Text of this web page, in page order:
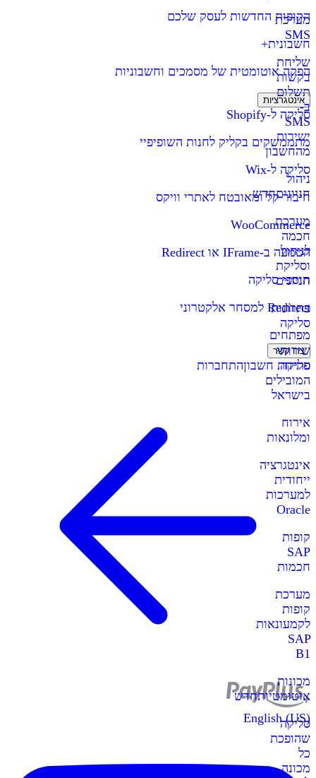
מערכת
SMS
שליחת
בקשות
תשלום
ב-
SMS
ישירות
מהחשבון
ניהול
חניוניםחדש
מערכת
חכמה
לניהול
וסליקת
חניונים
פתרונות
סליקה
שירותי
סליקה
המובילים
בישראל
אירוח
ומלונאות
אינטגרציה
ייחודית
למערכות
Oracle
קופות
SAP
חכמות
מערכת
קופות
לקמעונאות
SAP
B1
מכונות
אוטומטיותחדש
סליקה
שהופכת
כל
מכונה
הקופות החדשות לעסק שלכם
חשבונית+
הפקה אוטומטית של מסמכים וחשבוניות
אינטגרציות
סליקה ל-Shopify
מתממשקים בקליק לחנות השופיפיי
סליקה ל-Wix
חיבור קל ומאובטח לאתרי וויקס
WooCommerce
הטמעה ב-IFrame או Redirect
תוספי סליקה
Redirect למסחר אלקטרוני
מפתחים
צרו קשר
פתיחת חשבוןהתחברות
English (US)